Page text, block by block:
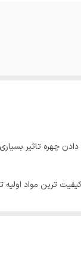
دادن چهره تاثیر
کیفیت ترین مواد
مو حذف کرد ولی